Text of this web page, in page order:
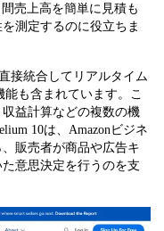
売上高を簡単に見積も
測定するのに役立ちま
接統合してリアルタイム
も含まれています。こ
益計算などの複数の機
10は、Amazonビジネ
販売者が商品や広告キ
意思決定を行うのを支